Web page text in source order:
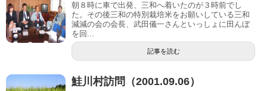
朝８時に車で出発、三和へ着いたのが３時前でし
た。その後三和の特別栽培米をお願いしている三和
減減の会の会長、武田儀一さんといっしょに田んぼ
を回...
記事を読む
鮭川村訪問（2001.09.06）